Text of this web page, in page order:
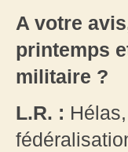
A votre
printemps
militaire ?
L.R. :